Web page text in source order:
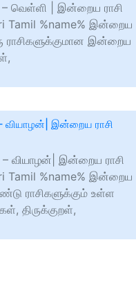
வெள்ளி | இன்றைய ராசி
Tamil %name% இன்றைய
ராசிகளுக்குமான இன்றைய
இன்றைய ராசி
வியாழன்| இன்றைய ராசி
Tamil %name% இன்றைய
ராசிகளுக்கும் உள்ள
திருக்குறள்,